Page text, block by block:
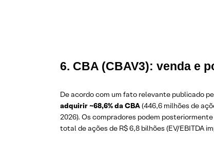
6. CBA (CBAV3): venda e
De acordo com um fato relevante publicado
adquirir ~68,6% da CBA(446,6 milhões de
2026). Os compradores podem
total de ações de R$ 6,8 bilhões (EV/EBITDA